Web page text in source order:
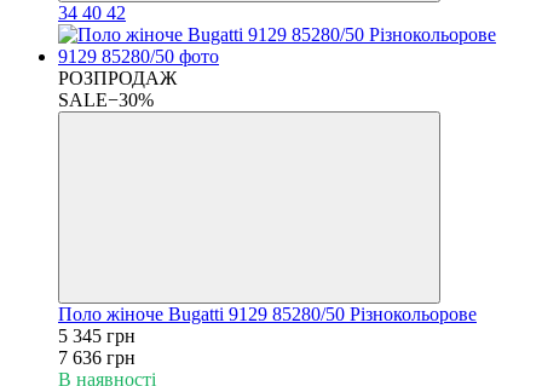
34 40 42
РОЗПРОДАЖ
SALE−30%
Поло жіноче Bugatti 9129 85280/50 Різнокольорове
5 345 грн
7 636 грн
В наявності